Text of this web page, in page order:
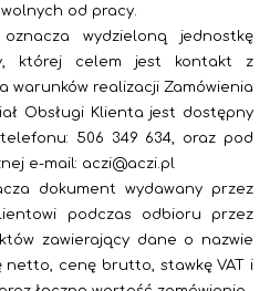
od pracy.
wydzieloną jednostkę
której celem jest kontakt z
warunków realizacji Zamówienia
Obsługi Klienta jest dostępny
506 349 634, oraz pod
e-mail: aczi@aczi.pl
dokument wydawany przez
podczas odbioru przez
zawierający dane o nazwie
cenę brutto, stawkę VAT i